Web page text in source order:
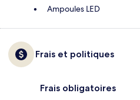
Ampoules LED
Frais et politiques
Frais obligatoires